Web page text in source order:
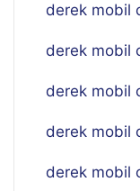
derek mobil
derek mobil
derek mobil
derek mobil
derek mobil